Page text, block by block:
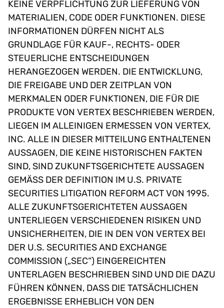
KEINE VERPFLICHTUNG ZUR LIEFERUNG VON
MATERIALIEN, CODE ODER FUNKTIONEN. DIESE
INFORMATIONEN DÜRFEN NICHT ALS
GRUNDLAGE FÜR KAUF-, RECHTS- ODER
STEUERLICHE ENTSCHEIDUNGEN
HERANGEZOGEN WERDEN. DIE ENTWICKLUNG,
DIE FREIGABE UND DER ZEITPLAN VON
MERKMALEN ODER FUNKTIONEN, DIE FÜR DIE
PRODUKTE VON VERTEX BESCHRIEBEN WERDEN,
LIEGEN IM ALLEINIGEN ERMESSEN VON VERTEX,
INC. ALLE IN DIESER MITTEILUNG ENTHALTENEN
AUSSAGEN, DIE KEINE HISTORISCHEN FAKTEN
SIND, SIND ZUKUNFTSGERICHTETE AUSSAGEN
GEMÄSS DER DEFINITION IM U.S. PRIVATE
SECURITIES LITIGATION REFORM ACT VON 1995.
ALLE ZUKUNFTSGERICHTETEN AUSSAGEN
UNTERLIEGEN VERSCHIEDENEN RISIKEN UND
UNSICHERHEITEN, DIE IN DEN VON VERTEX BEI
DER U.S. SECURITIES AND EXCHANGE
COMMISSION („SEC“) EINGEREICHTEN
UNTERLAGEN BESCHRIEBEN SIND UND DIE DAZU
FÜHREN KÖNNEN, DASS DIE TATSÄCHLICHEN
ERGEBNISSE ERHEBLICH VON DEN